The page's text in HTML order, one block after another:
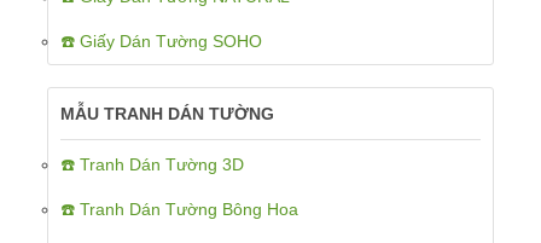
☎️ Giấy Dán Tường SOHO
MẪU TRANH DÁN TƯỜNG
☎️ Tranh Dán Tường 3D
☎️ Tranh Dán Tường Bông Hoa